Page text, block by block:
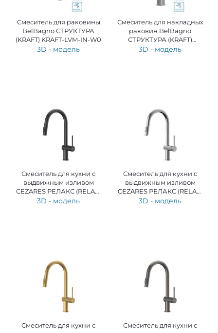
Смеситель для раковины
BelBagno СТРУКТУРА
(KRAFT) KRAFT-LVM-IN-W0
3D - модель
Смеситель для накладных
раковин BelBagno
СТРУКТУРА (KRAFT)
KRAFT-LMC-IN-W0
3D - модель
Смеситель для кухни с
выдвижным изливом
CEZARES РЕЛАКС (RELAX)
RELAX-KIT-NOP
3D - модель
Смеситель для кухни с
выдвижным изливом
CEZARES РЕЛАКС (RELAX)
RELAX-KIT-01
3D - модель
Смеситель для кухни с
Смеситель для кухни с